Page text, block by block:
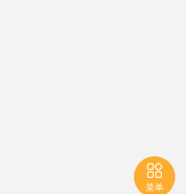

菜单